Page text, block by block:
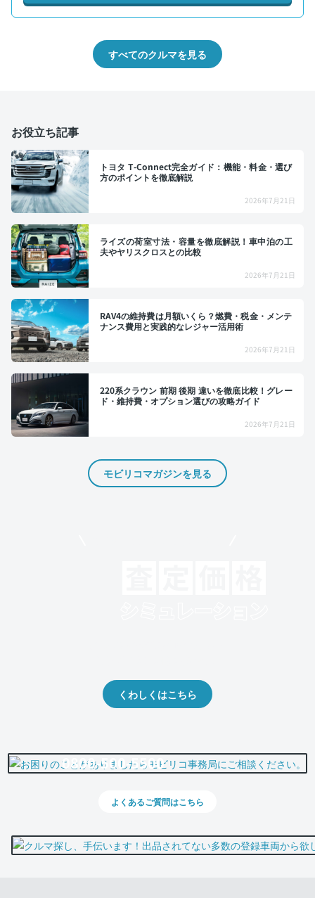
すべてのクルマを見る
お役立ち記事
トヨタ T-Connect完全ガイド：機能・料金・選び
方のポイントを徹底解説
2026年7月21日
ライズの荷室寸法・容量を徹底解説！車中泊の工
夫やヤリスクロスとの比較
2026年7月21日
RAV4の維持費は月額いくら？燃費・税金・メンテ
ナンス費用と実践的なレジャー活用術
2026年7月21日
220系クラウン 前期 後期 違いを徹底比較！グレー
ド・維持費・オプション選びの攻略ガイド
2026年7月21日
モビリコマガジンを見る
くわしくはこちら
0800-500-5500
よくあるご質問はこちら